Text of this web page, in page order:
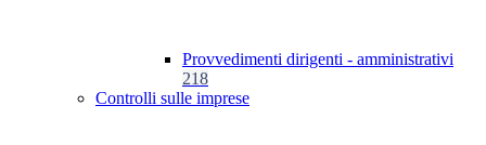
Provvedimenti dirigenti - amministrativi
218
Controlli sulle imprese